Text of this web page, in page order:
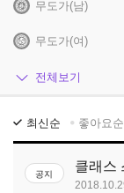
무도가(남)
무도가(여)
헌터(남)
마법사
암살자
전체보기
직
업
시
최신순 좋아요순
공지 클래스